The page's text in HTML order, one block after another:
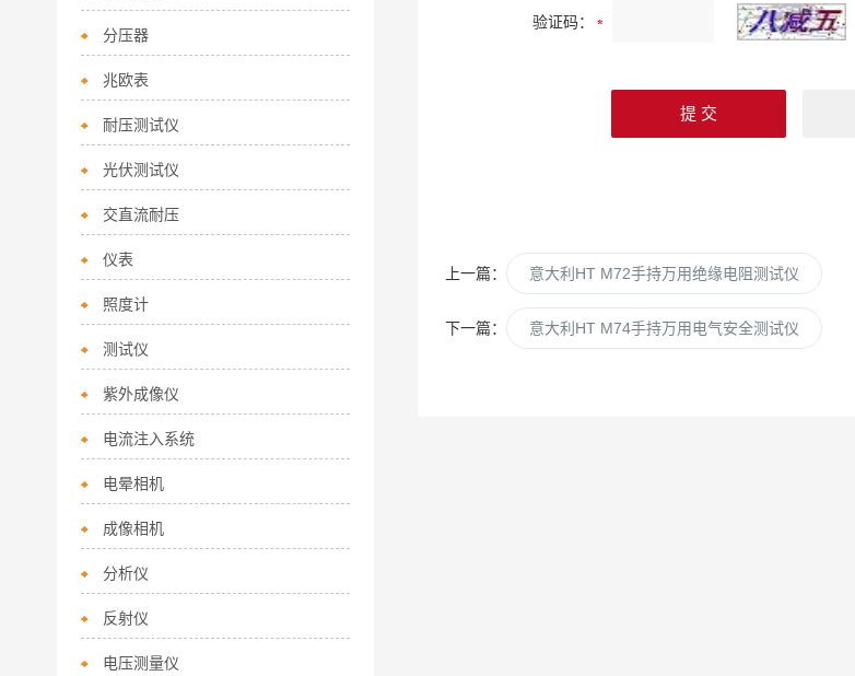
验证码：
上一篇： 意大利HT M72手持万用绝缘电阻测试仪
下一篇： 意大利HT M74手持万用电气安全测试仪
分压器
兆欧表
耐压测试仪
光伏测试仪
交直流耐压
仪表
照度计
测试仪
紫外成像仪
电流注入系统
电晕相机
成像相机
分析仪
反射仪
电压测量仪